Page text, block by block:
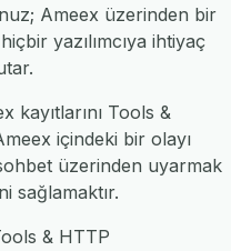
Ameex üzerinden bir
yazılımcıya ihtiyaç
kayıtlarını Tools &
içindeki bir olayı
üzerinden uyarmak
sağlamaktır.
& HTTP